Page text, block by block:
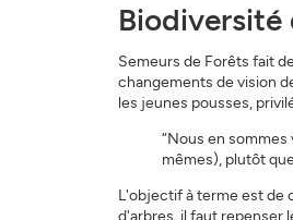
Semeurs de Forêts fait
changements de vision
les jeunes pousses,
“Nous en
mêmes), plutôt
L'objectif à terme est de
d'arbres, il faut repenser